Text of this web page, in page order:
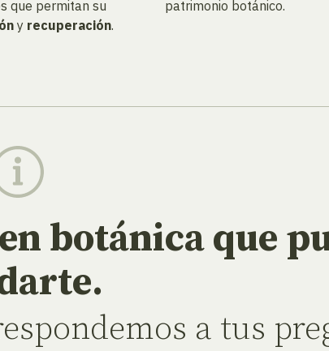
que permitan su
y recuperación.
patrimonio botánico.
botánica que
a tus